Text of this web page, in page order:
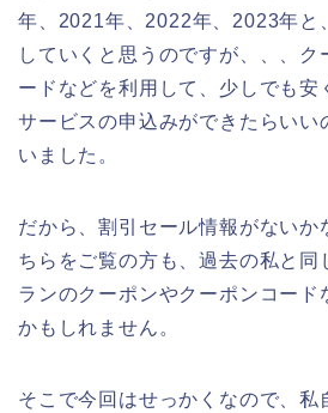
年、2021年、2022年、2023年と
していくと思うのですが、、、ク
ードなどを利用して、少しでも安
サービスの申込みができたらいい
いました。
だから、割引セール情報がないか
ちらをご覧の方も、過去の私と同
ランのクーポンやクーポンコード
かもしれません。
そこで今回はせっかくなので、私